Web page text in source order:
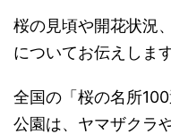
桜の見頃や開花状況
についてお伝えしま
全国の「桜の名所
公園は、ヤマザクラ